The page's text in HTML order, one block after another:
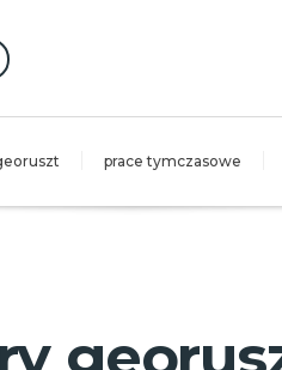
prace tymczasowe